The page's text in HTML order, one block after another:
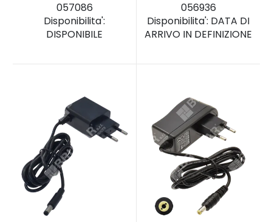
057086
Disponibilita':
DISPONIBILE
056936
Disponibilita': DATA DI
ARRIVO IN DEFINIZIONE